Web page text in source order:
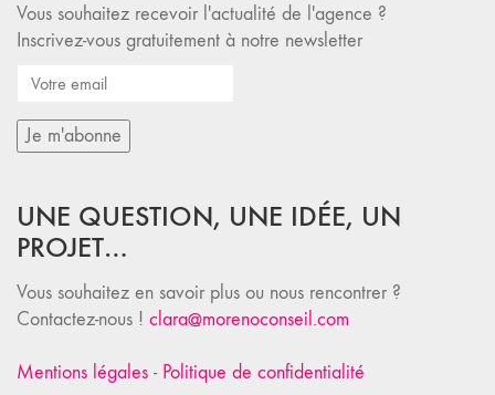
Vous souhaitez recevoir l'actualité de l'agence ?
Inscrivez-vous gratuitement à notre newsletter
UNE QUESTION, UNE IDÉE, UN
PROJET…
Vous souhaitez en savoir plus ou nous rencontrer ?
Contactez-nous ! clara@morenoconseil.com
Mentions légales - Politique de confidentialité